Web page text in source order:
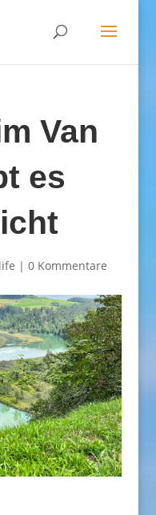
Van
es
| 0 Kommentare